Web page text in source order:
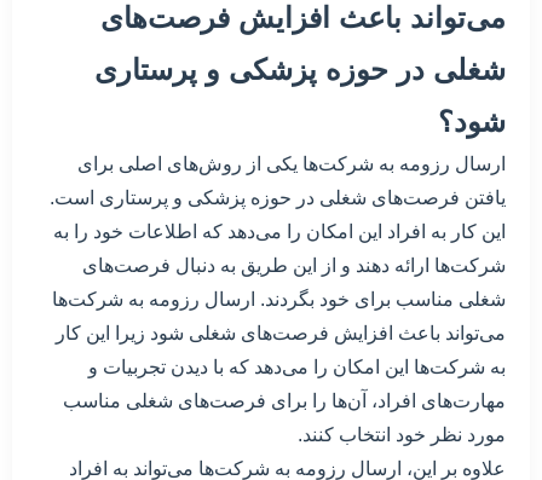
می‌تواند باعث افزایش فرصت‌های
شغلی در حوزه پزشکی و پرستاری
شود؟
ارسال رزومه به شرکت‌ها یکی از روش‌های اصلی برای
یافتن فرصت‌های شغلی در حوزه پزشکی و پرستاری است.
این کار به افراد این امکان را می‌دهد که اطلاعات خود را به
شرکت‌ها ارائه دهند و از این طریق به دنبال فرصت‌های
شغلی مناسب برای خود بگردند. ارسال رزومه به شرکت‌ها
می‌تواند باعث افزایش فرصت‌های شغلی شود زیرا این کار
به شرکت‌ها این امکان را می‌دهد که با دیدن تجربیات و
مهارت‌های افراد، آن‌ها را برای فرصت‌های شغلی مناسب
مورد نظر خود انتخاب کنند.
علاوه بر این، ارسال رزومه به شرکت‌ها می‌تواند به افراد